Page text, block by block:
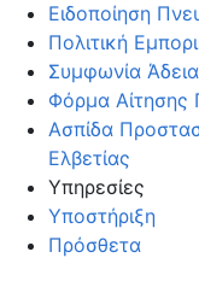
Ειδοποίηση
Πολιτική
Συμφωνία
Φόρμα Αίτησης
Ασπίδα
Ελβετίας
Υπηρεσίες
Υποστήριξη
Πρόσθετα